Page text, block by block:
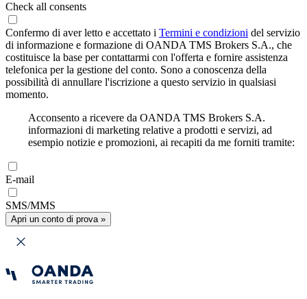
Check all consents
Confermo di aver letto e accettato i Termini e condizioni del servizio
di informazione e formazione di OANDA TMS Brokers S.A., che
costituisce la base per contattarmi con l'offerta e fornire assistenza
telefonica per la gestione del conto. Sono a conoscenza della
possibilità di annullare l'iscrizione a questo servizio in qualsiasi
momento.
Acconsento a ricevere da OANDA TMS Brokers S.A.
informazioni di marketing relative a prodotti e servizi, ad
esempio notizie e promozioni, ai recapiti da me forniti tramite:
E-mail
SMS/MMS
Apri un conto di prova »